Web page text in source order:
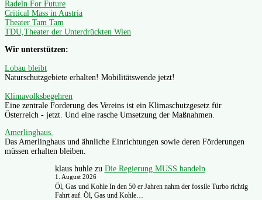
Radeln For Future
Critical Mass in Austria
Theater Tam Tam
TDU,Theater der Unterdrückten Wien
Wir unterstützen:
Lobau bleibt
Naturschutzgebiete erhalten! Mobilitätswende jetzt!
Klimavolksbegehren
Eine zentrale Forderung des Vereins ist ein Klimaschutzgesetz für
Österreich - jetzt. Und eine rasche Umsetzung der Maßnahmen.
Amerlinghaus.
Das Amerlinghaus und ähnliche Einrichtungen sowie deren Förderungen
müssen erhalten bleiben.
klaus huhlezu Die Regierung MUSS handeln
1. August 2026
Öl, Gas und Kohle In den 50 er Jahren nahm der fossile Turbo richtig
Fahrt auf. Öl, Gas und Kohle…